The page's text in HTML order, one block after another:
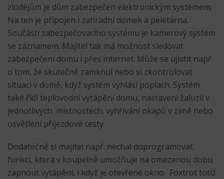
zlodějům je dům zabezpečen elektronickým systémem.
Na ten je připojen i zahradní domek a peletárna.
Součástí zabezpečovacího systému je kamerový systém
se záznamem. Majitel tak má možnost sledovat
zabezpečení domu i přes internet. Může se ujistit např.
o tom, že skutečně zamknul nebo si zkontrolovat
situaci v domě, když systém vyhlásí poplach. Systém
také řídí teplovodní vytápění domu, nastavení žaluzií v
jednotlivých místnostech, vyhřívání okapů v zimě nebo
osvětlení příjezdové cesty.
Dodatečně si majitel např. nechal doprogramovat
funkci, která v koupelně umožňuje na omezenou dobu
zapnout vytápění, i když je otevřené okno. Foxtrot totiž